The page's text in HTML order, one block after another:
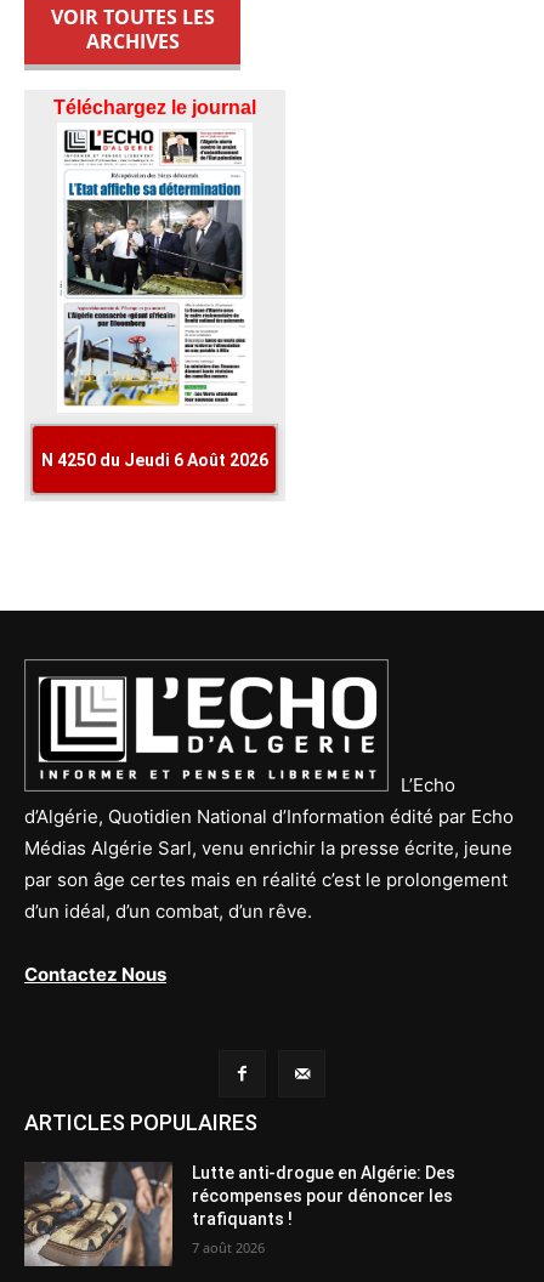
VOIR TOUTES LES
ARCHIVES
L’Echo
d’Algérie, Quotidien National d’Information édité par Echo
Médias Algérie Sarl, venu enrichir la presse écrite, jeune
par son âge certes mais en réalité c’est le prolongement
d’un idéal, d’un combat, d’un rêve.
Contactez Nous
ARTICLES POPULAIRES
Lutte anti-drogue en Algérie: Des
récompenses pour dénoncer les
trafiquants !
7 août 2026